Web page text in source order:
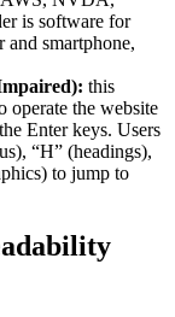
is software for
and smartphone,
this
operate the website
Enter keys. Users
“H” (headings),
to jump to